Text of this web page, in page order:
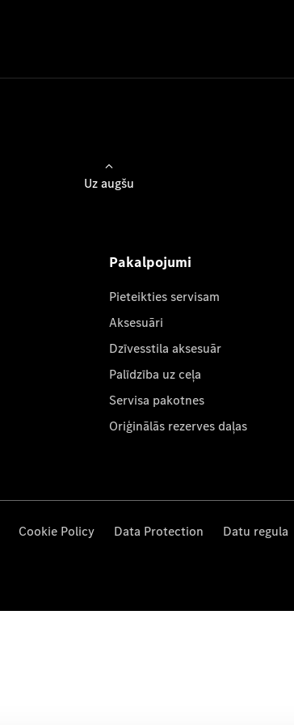
Uz augšu
Pakalpojumi
Pieteikties servisam
Aksesuāri
Dzīvesstila aksesuār
Palīdzība uz ceļa
Servisa pakotnes
Oriģinālās rezerves daļas
Cookie Policy Data Protection Datu regula